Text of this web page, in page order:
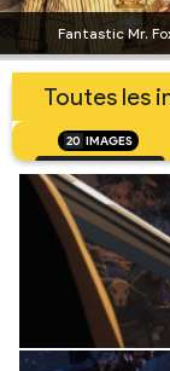
Fantastic Mr.
Toutes les
20 IMAGES